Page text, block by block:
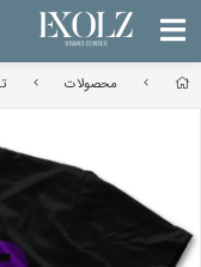
محصولات